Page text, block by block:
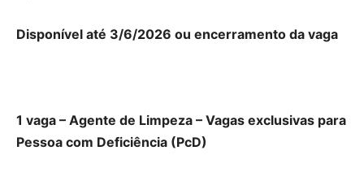
Disponível até 3/6/2026 ou encerramento da vaga
1 vaga – Agente de Limpeza – Vagas exclusivas para
Pessoa com Deficiência (PcD)